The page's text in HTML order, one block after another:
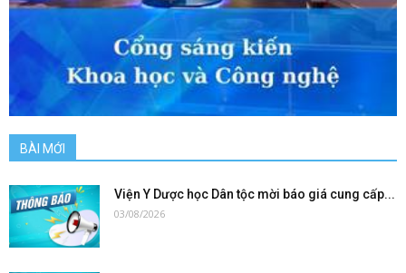
BÀI MỚI
Viện Y Dược học Dân tộc mời báo giá cung cấp...
03/08/2026